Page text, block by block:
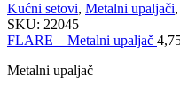
Kućni setovi, Metalni upaljači,
SKU: 22045
FLARE – Metalni upaljač
Metalni upaljač